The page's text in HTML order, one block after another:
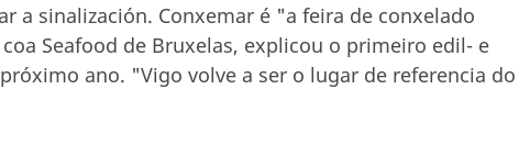
a sinalización. Conxemar é "a feira de conxelado
Seafood de Bruxelas, explicou o primeiro edil- e
ano. "Vigo volve a ser o lugar de referencia do